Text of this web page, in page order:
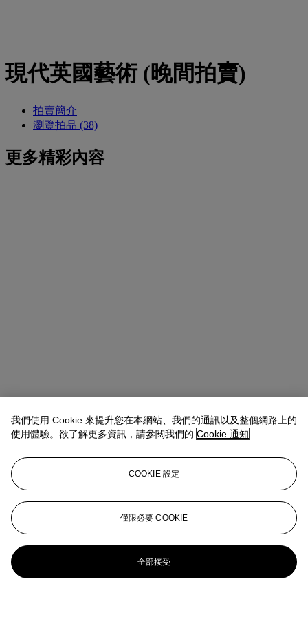
現代英國藝術 (晚間拍賣)
拍賣簡介
瀏覽拍品 (38)
更多精彩內容
我們使用 Cookie 來提升您在本網站、我們的通訊以及整個網路上的
使用體驗。欲了解更多資訊，請參閱我們的 Cookie 通知
COOKIE 設定
僅限必要 COOKIE
全部接受